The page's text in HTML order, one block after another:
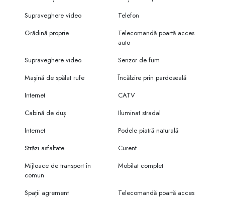
Supraveghere video
Telefon
Grădină proprie
Telecomandă poartă acces
auto
Supraveghere video
Senzor de fum
Mașină de spălat rufe
Încălzire prin pardoseală
Internet
CATV
Cabină de duș
Iluminat stradal
Internet
Podele piatră naturală
Străzi asfaltate
Curent
Mijloace de transport în
comun
Mobilat complet
Spații agrement
Telecomandă poartă acces